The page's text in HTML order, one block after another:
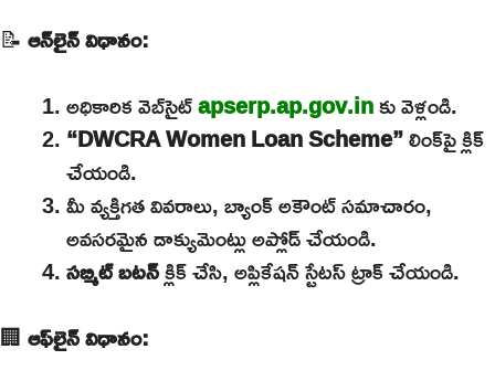
📝ఆన్‌లైన్ విధానం:
అధికారిక వెబ్‌సైట్apserp.ap.gov.inకు వెళ్లండి.
“DWCRA Women Loan Scheme”లింక్‌పై క్లిక్
చేయండి.
మీ వ్యక్తిగత వివరాలు, బ్యాంక్ అకౌంట్ సమాచారం,
అవసరమైన డాక్యుమెంట్లు అప్లోడ్ చేయండి.
సబ్మిట్ బటన్క్లిక్ చేసి, అప్లికేషన్ స్టేటస్ ట్రాక్ చేయండి.
🏢ఆఫ్‌లైన్ విధానం: